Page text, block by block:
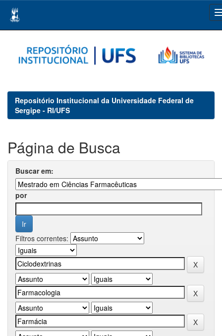
navigation
Repositório Institucional da Universidade Federal de
Sergipe - RI/UFS
Página de Busca
Buscar em:
por
Filtros correntes: